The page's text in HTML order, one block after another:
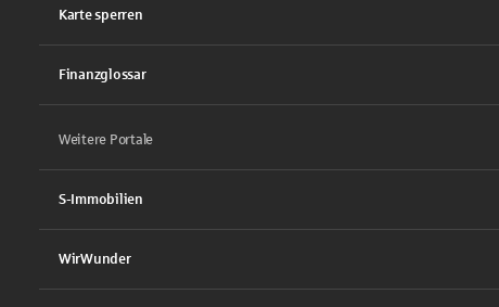
Karte sperren
Finanzglossar
Weitere Portale
S-Immobilien
WirWunder